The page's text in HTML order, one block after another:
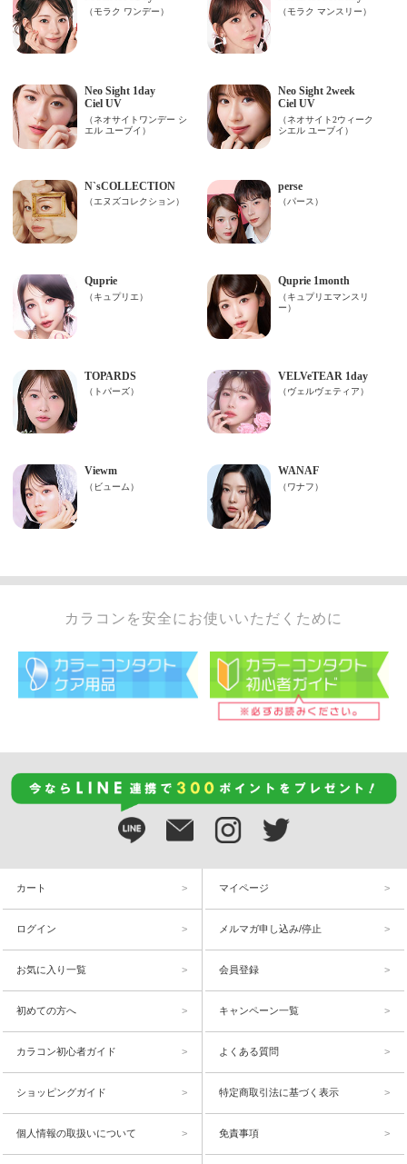
カラコンを安全にお使いいただくために
カート マイページ
ログイン メルマガ申し込み/停止
お気に入り一覧 会員登録
初めての方へ キャンペーン一覧
カラコン初心者ガイド よくある質問
ショッピングガイド 特定商取引法に基づく表示
個人情報の取扱いについて 免責事項